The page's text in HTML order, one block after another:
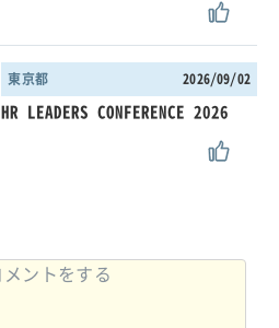
東京都 2026/09/02
HR LEADERS CONFERENCE 2026